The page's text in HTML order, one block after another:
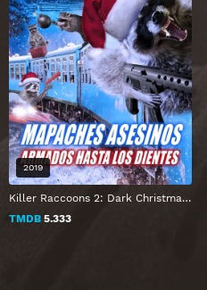
Killer Raccoons 2: Dark Christmas in the Dark
TMDB 5.333
2019